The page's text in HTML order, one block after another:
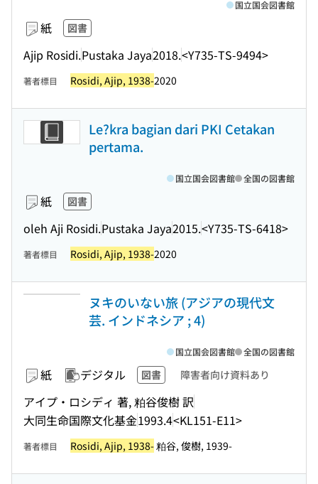
紙 図書
Ajip Rosidi.Pustaka Jaya2018.<Y735-TS-9494>
国立国会図書館
著者標目 Rosidi, Ajip, 1938-2020
Le?kra bagian dari PKI Cetakan
pertama.
紙 図書
oleh Aji Rosidi.Pustaka Jaya2015.<Y735-TS-6418>
国立国会図書館 全国の図書館
著者標目 Rosidi, Ajip, 1938-2020
ヌキのいない旅 (アジアの現代文
芸. インドネシア ; 4)
紙 デジタル 図書 障害者向け資料あり
アイプ・ロシディ 著, 粕谷俊樹 訳
大同生命国際文化基金1993.4<KL151-E11>
国立国会図書館 全国の図書館
著者標目 Rosidi, Ajip, 1938-粕谷, 俊樹, 1939-